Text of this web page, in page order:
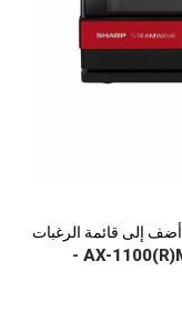
أضف إلى قائمة الرغبات
ميكروويف شارب ، 27 لتر، 1530 وات، AX-1100(R)M -